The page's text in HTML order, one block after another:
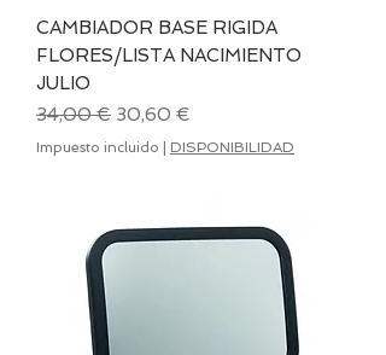
CAMBIADOR BASE RIGIDA
FLORES/LISTA NACIMIENTO
JULIO
Precio
34,00 € Precio de oferta
30,60 €
Impuesto incluido DISPONIBILIDAD